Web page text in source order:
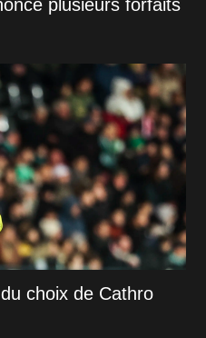
plusieurs forfaits
choix de Cathro